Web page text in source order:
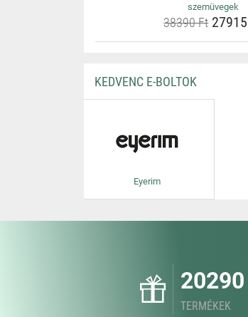
szemüvegek
38390 Ft
KEDVENC E-BOLTOK
Eyerim
20290
TERMÉKEK